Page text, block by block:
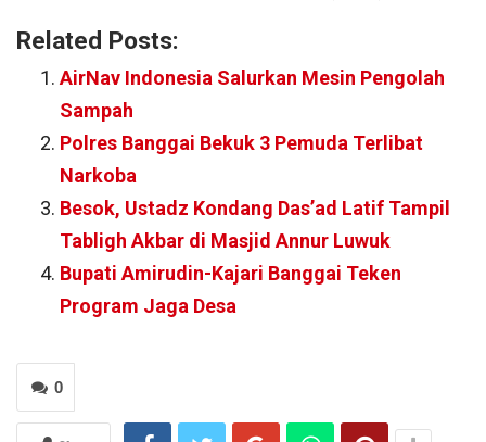
Related Posts:
AirNav Indonesia Salurkan Mesin Pengolah
Sampah
Polres Banggai Bekuk 3 Pemuda Terlibat
Narkoba
Besok, Ustadz Kondang Das’ad Latif Tampil
Tabligh Akbar di Masjid Annur Luwuk
Bupati Amirudin-Kajari Banggai Teken
Program Jaga Desa
0